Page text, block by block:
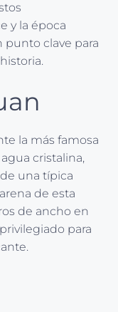
y la época
punto clave para
la más famosa
cristalina,
una típica
de esta
de ancho en
para